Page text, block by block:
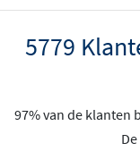
5779
97% van de klanten